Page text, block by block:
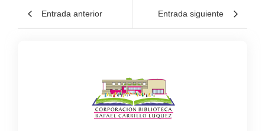
Entrada anterior Entrada siguiente